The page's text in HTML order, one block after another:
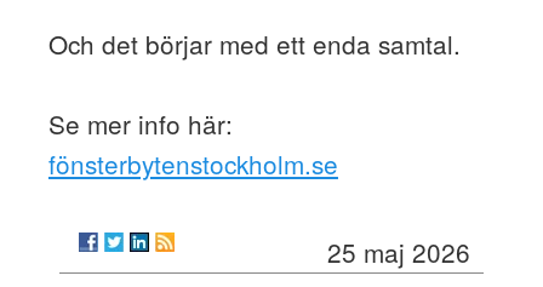
Och det börjar med ett enda samtal.
Se mer info här:
fönsterbytenstockholm.se
25 maj 2026